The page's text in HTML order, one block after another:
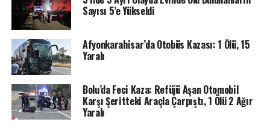
Sayısı 5’e Yükseldi
Afyonkarahisar’da Otobüs Kazası: 1 Ölü, 15
Yaralı
Bolu’da Feci Kaza: Refüjü Aşan Otomobil
Karşı Şeritteki Araçla Çarpıştı, 1 Ölü 2 Ağır
Yaralı